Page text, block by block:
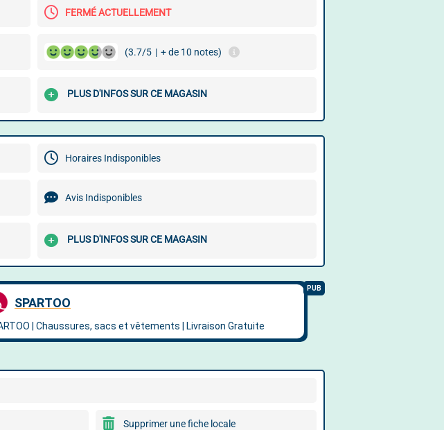
FERMÉ ACTUELLEMENT
(3.7/5 | + de 10 notes)
PLUS D'INFOS SUR CE MAGASIN
Horaires Indisponibles
Avis Indisponibles
PLUS D'INFOS SUR CE MAGASIN
Supprimer une fiche locale